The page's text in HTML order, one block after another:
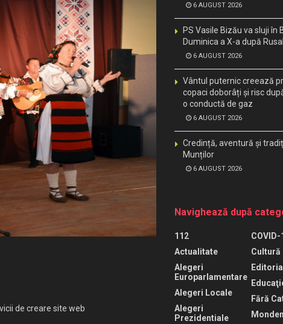
de creare site web
6 AUGUST 2026
PS Vasile Bizău va sluji în
Duminica a X-a după
6 AUGUST 2026
Vântul puternic creează
copaci doborâți și risc
o conductă de gaz
6 AUGUST 2026
Credință, aventură și
Munților
6 AUGUST 2026
Navighează după
112
Actualitate
Alegeri
Europarlamentare
Alegeri Locale
Alegeri
Prezidentiale
COVID-
Cultură
Editorial
Fără
Monden